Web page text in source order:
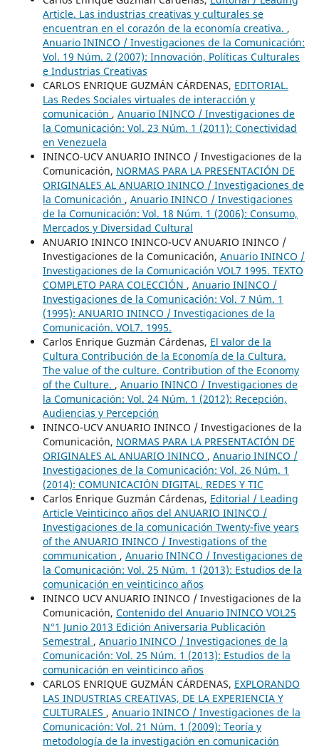
Article. Las industrias creativas y culturales se
encuentran en el corazón de la economía creativa. ,
Anuario ININCO / Investigaciones de la Comunicación:
Vol. 19 Núm. 2 (2007): Innovación, Políticas Culturales
e Industrias Creativas
CARLOS ENRIQUE GUZMÁN CÁRDENAS, EDITORIAL.
Las Redes Sociales virtuales de interacción y
comunicación , Anuario ININCO / Investigaciones de
la Comunicación: Vol. 23 Núm. 1 (2011): Conectividad
en Venezuela
ININCO-UCV ANUARIO ININCO / Investigaciones de la
Comunicación, NORMAS PARA LA PRESENTACIÓN DE
ORIGINALES AL ANUARIO ININCO / Investigaciones de
la Comunicación , Anuario ININCO / Investigaciones
de la Comunicación: Vol. 18 Núm. 1 (2006): Consumo,
Mercados y Diversidad Cultural
ANUARIO ININCO ININCO-UCV ANUARIO ININCO /
Investigaciones de la Comunicación, Anuario ININCO /
Investigaciones de la Comunicación VOL7 1995. TEXTO
COMPLETO PARA COLECCIÓN , Anuario ININCO /
Investigaciones de la Comunicación: Vol. 7 Núm. 1
(1995): ANUARIO ININCO / Investigaciones de la
Comunicación. VOL7. 1995.
Carlos Enrique Guzmán Cárdenas, El valor de la
Cultura Contribución de la Economía de la Cultura.
The value of the culture. Contribution of the Economy
of the Culture. , Anuario ININCO / Investigaciones de
la Comunicación: Vol. 24 Núm. 1 (2012): Recepción,
Audiencias y Percepción
ININCO-UCV ANUARIO ININCO / Investigaciones de la
Comunicación, NORMAS PARA LA PRESENTACIÓN DE
ORIGINALES AL ANUARIO ININCO , Anuario ININCO /
Investigaciones de la Comunicación: Vol. 26 Núm. 1
(2014): COMUNICACIÓN DIGITAL, REDES Y TIC
Carlos Enrique Guzmán Cárdenas, Editorial / Leading
Article Veinticinco años del ANUARIO ININCO /
Investigaciones de la comunicación Twenty-five years
of the ANUARIO ININCO / Investigations of the
communication , Anuario ININCO / Investigaciones de
la Comunicación: Vol. 25 Núm. 1 (2013): Estudios de la
comunicación en veinticinco años
ININCO UCV ANUARIO ININCO / Investigaciones de la
Comunicación, Contenido del Anuario ININCO VOL25
N°1 Junio 2013 Edición Aniversaria Publicación
Semestral , Anuario ININCO / Investigaciones de la
Comunicación: Vol. 25 Núm. 1 (2013): Estudios de la
comunicación en veinticinco años
CARLOS ENRIQUE GUZMÁN CÁRDENAS, EXPLORANDO
LAS INDUSTRIAS CREATIVAS, DE LA EXPERIENCIA Y
CULTURALES , Anuario ININCO / Investigaciones de la
Comunicación: Vol. 21 Núm. 1 (2009): Teoría y
metodología de la investigación en comunicación